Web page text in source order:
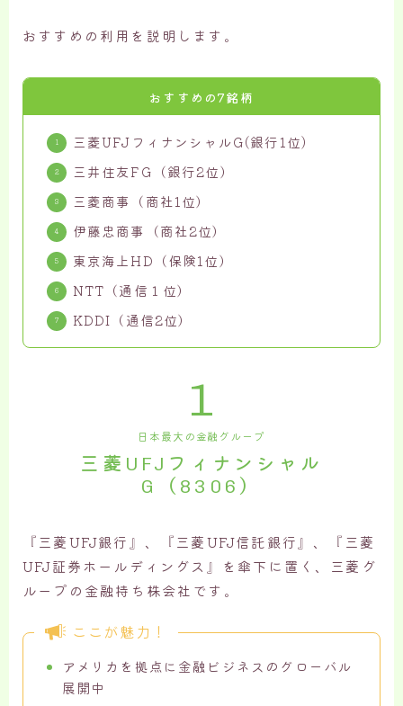
おすすめの利用を説明します。
おすすめの7銘柄
三菱UFJフィナンシャルG(銀行1位)
三井住友FG（銀行2位）
三菱商事（商社1位）
伊藤忠商事（商社2位）
東京海上HD（保険1位）
NTT（通信１位）
KDDI（通信2位）
1
日本最大の金融グループ
三菱UFJフィナンシャル
G（8306）
『三菱UFJ銀行』、『三菱UFJ信託銀行』、『三菱
UFJ証券ホールディングス』を傘下に置く、三菱グ
ループの金融持ち株会社です。
ここが魅力！
アメリカを拠点に金融ビジネスのグローバル
展開中